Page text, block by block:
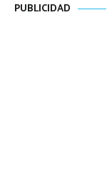
PUBLICIDAD